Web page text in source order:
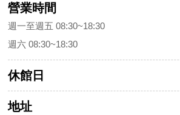
營業時間
週一至週五 08:30~18:30
週六 08:30~18:30
休館日
地址